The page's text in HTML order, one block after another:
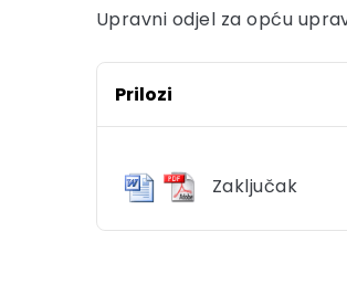
Upravni odjel za opću
Prilozi
Zaključak